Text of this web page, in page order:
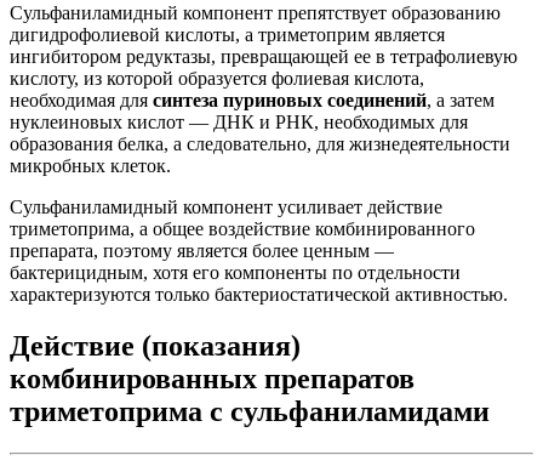
Сульфаниламидный компонент препятствует образованию
дигидрофолиевой кислоты, а триметоприм является
ингибитором редуктазы, превращающей ее в тетрафолиевую
кислоту, из которой образуется фолиевая кислота,
необходимая для синтеза пуриновых соединений, а затем
нуклеиновых кислот — ДНК и РНК, необходимых для
образования белка, а следовательно, для жизнедеятельности
микробных клеток.
Сульфаниламидный компонент усиливает действие
триметоприма, а общее воздействие комбинированного
препарата, поэтому является более ценным —
бактерицидным, хотя его компоненты по отдельности
характеризуются только бактериостатической активностью.
Действие (показания)
комбинированных препаратов
триметоприма с сульфаниламидами